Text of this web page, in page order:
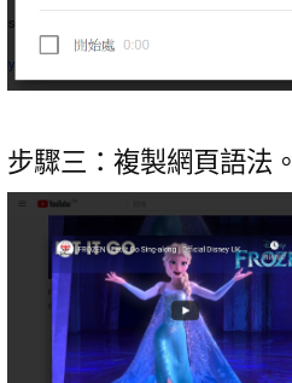
步驟三：複製網頁語法。